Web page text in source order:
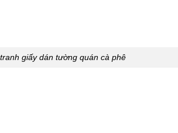
giấy dán tường quán cà phê